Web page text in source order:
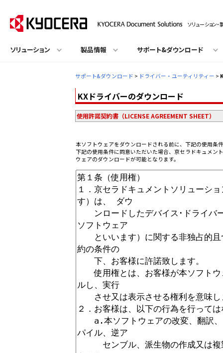
ソリューション
ソリューション 製品情報 サポート&ダウンロード
サポート&ダウンロード > ドライバー・ユーティリティー >
KXドライバーのダウンロード
使用許諾契約書（LICENSE AGREEMENT SHEET）
本ソフトウェアをダウンロードされる前に、下記の使用条
下記の使用条件に同意いただいた場合、京セラドキュメン
ウェアのダウンロードが可能となります。